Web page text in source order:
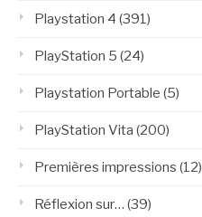
Playstation 4 (391)
PlayStation 5 (24)
Playstation Portable (5)
PlayStation Vita (200)
Premières impressions (12)
Réflexion sur… (39)